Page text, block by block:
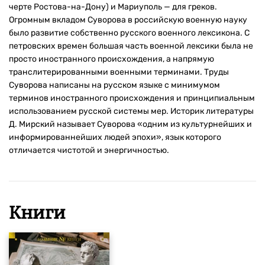
черте Ростова-на-Дону) и Мариуполь — для греков.
Огромным вкладом Суворова в российскую военную науку
было развитие собственно русского военного лексикона. С
петровских времен большая часть военной лексики была не
просто иностранного происхождения, а напрямую
транслитерированными военными терминами. Труды
Суворова написаны на русском языке с минимумом
терминов иностранного происхождения и принципиальным
использованием русской системы мер. Историк литературы
Д. Мирский называет Суворова «одним из культурнейших и
информированнейших людей эпохи», язык которого
отличается чистотой и энергичностью.
Книги